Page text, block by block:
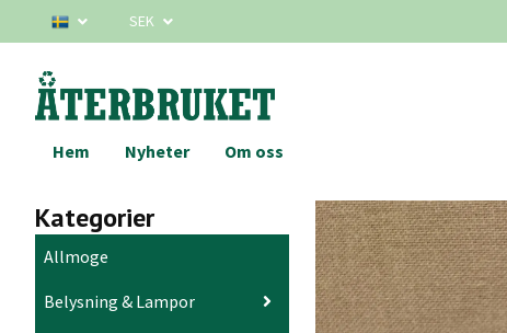
SEK
Hem Nyheter Om oss
Kategorier
Allmoge
Belysning & Lampor